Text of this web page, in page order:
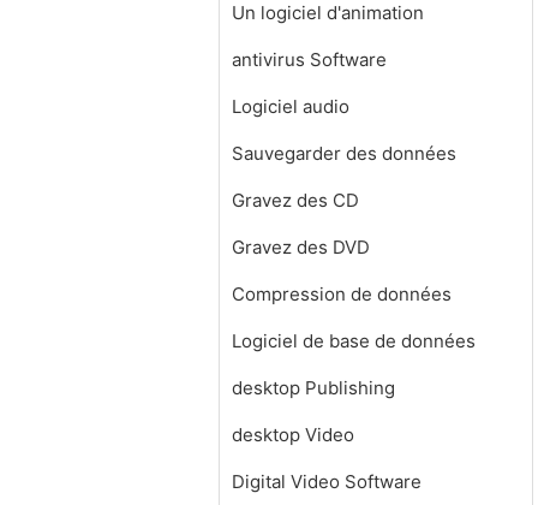
Un logiciel d'animation
antivirus Software
Logiciel audio
Sauvegarder des données
Gravez des CD
Gravez des DVD
Compression de données
Logiciel de base de données
desktop Publishing
desktop Video
Digital Video Software